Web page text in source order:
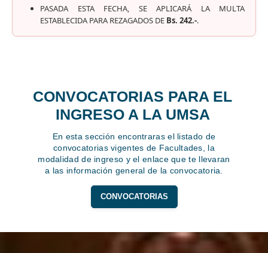
PASADA ESTA FECHA, SE APLICARÁ LA MULTA
ESTABLECIDA PARA REZAGADOS DE Bs. 242.-.
CONVOCATORIAS PARA EL
INGRESO A LA UMSA
En esta sección encontraras el listado de
convocatorias vigentes de Facultades, la
modalidad de ingreso y el enlace que te llevaran
a las información general de la convocatoria.
CONVOCATORIAS